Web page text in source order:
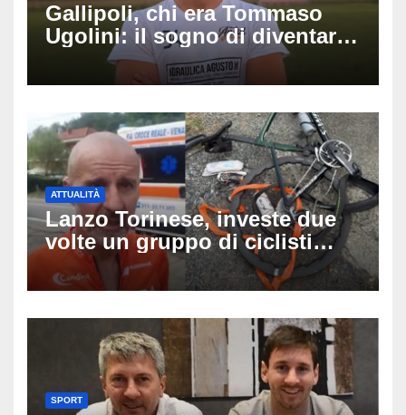
Gallipoli, chi era Tommaso
Ugolini: il sogno di diventare
medico e la fascia da
capitano, il dolore di Bologna
ATTUALITÀ
Lanzo Torinese, investe due
volte un gruppo di ciclisti
dopo una lite: arrestato
73enne, il racconto choc di un
SPORT